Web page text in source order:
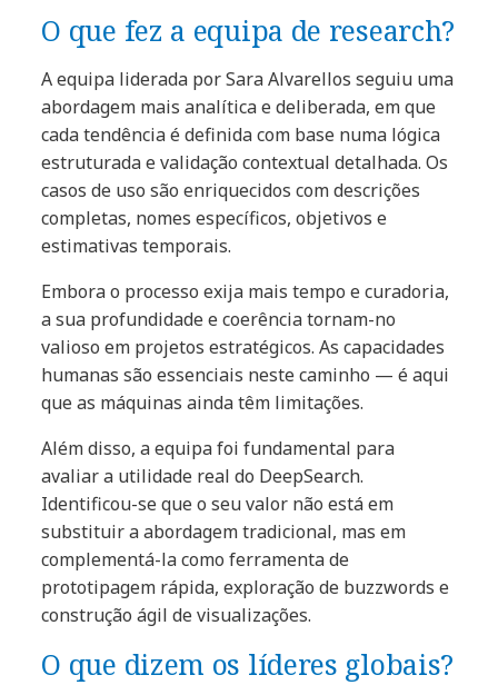
O que fez a equipa de research?
A equipa liderada por Sara Alvarellos seguiu uma
abordagem mais analítica e deliberada, em que
cada tendência é definida com base numa lógica
estruturada e validação contextual detalhada. Os
casos de uso são enriquecidos com descrições
completas, nomes específicos, objetivos e
estimativas temporais.
Embora o processo exija mais tempo e curadoria,
a sua profundidade e coerência tornam-no
valioso em projetos estratégicos. As capacidades
humanas são essenciais neste caminho — é aqui
que as máquinas ainda têm limitações.
Além disso, a equipa foi fundamental para
avaliar a utilidade real do DeepSearch.
Identificou-se que o seu valor não está em
substituir a abordagem tradicional, mas em
complementá-la como ferramenta de
prototipagem rápida, exploração de buzzwords e
construção ágil de visualizações.
O que dizem os líderes globais?